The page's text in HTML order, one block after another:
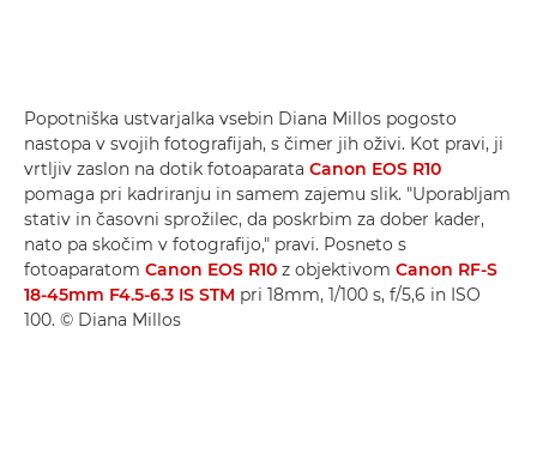
Popotniška ustvarjalka vsebin Diana Millos pogosto
nastopa v svojih fotografijah, s čimer jih oživi. Kot pravi, ji
vrtljiv zaslon na dotik fotoaparata Canon EOS R10
pomaga pri kadriranju in samem zajemu slik. "Uporabljam
stativ in časovni sprožilec, da poskrbim za dober kader,
nato pa skočim v fotografijo," pravi. Posneto s
fotoaparatom Canon EOS R10 z objektivom Canon RF-S
18-45mm F4.5-6.3 IS STM pri 18mm, 1/100 s, f/5,6 in ISO
100. © Diana Millos